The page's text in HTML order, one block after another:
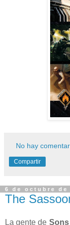
No hay
Compartir
6 de octubre de
The
La gente de